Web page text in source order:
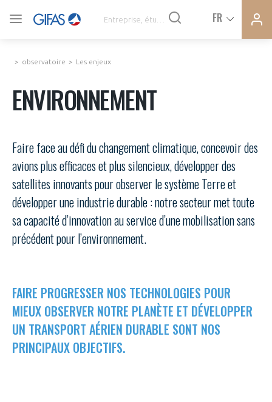
FR
SYNTHÈSE DE PRESSE
AGENDA
COMMUNIQUÉS DE PRESSE
PRÉSENTATION
observatoire Les enjeux
ENVIRONNEMENT
Faire face au défi du changement climatique, concevoir des
avions plus efficaces et plus silencieux, développer des
satellites innovants pour observer le système Terre et
développer une industrie durable : notre secteur met toute
sa capacité d’innovation au service d’une mobilisation sans
précédent pour l’environnement.
FAIRE PROGRESSER NOS TECHNOLOGIES POUR
MIEUX OBSERVER NOTRE PLANÈTE ET DÉVELOPPER
UN TRANSPORT AÉRIEN DURABLE SONT NOS
PRINCIPAUX OBJECTIFS.
VOUS ÊTES ADHÉRENTS
CONNEXION
PAS ENCORE ADHÉRENT ?
Rejoignez une filière d’excellence et développez
votre réseau au sein d’un écosystème intégré et
cohérent
DEMANDE D’ADHÉSION
Avez-vous un statut de droit français ?